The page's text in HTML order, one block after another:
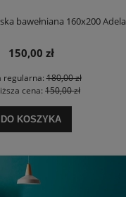
bawełniana 160x200 Adela
150,00 zł
regularna:180,00 zł
cena: 150,00 zł
DO KOSZYKA